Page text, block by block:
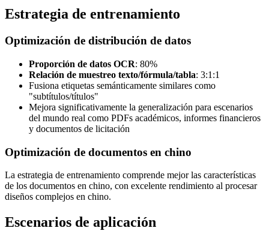
Estrategia de entrenamiento
Optimización de distribución de datos
Proporción de datos OCR: 80%
Relación de muestreo texto/fórmula/tabla: 3:1:1
Fusiona etiquetas semánticamente similares como
"subtítulos/títulos"
Mejora significativamente la generalización para escenarios
del mundo real como PDFs académicos, informes financieros
y documentos de licitación
Optimización de documentos en chino
La estrategia de entrenamiento comprende mejor las características
de los documentos en chino, con excelente rendimiento al procesar
diseños complejos en chino.
Escenarios de aplicación